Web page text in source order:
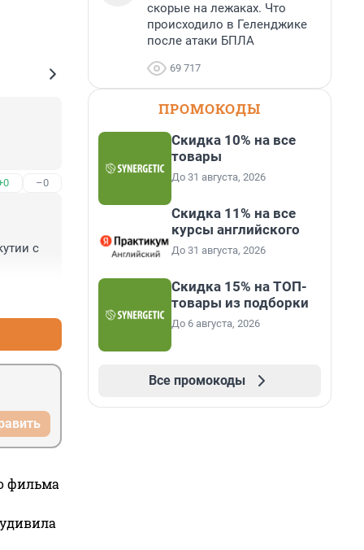
–0
с
фильма
скорые на лежаках. Что
происходило в Геленджике
после атаки БПЛА
69 717
ПРОМОКОДЫ
Скидка 10% на все
товары
До 31 августа, 2026
Скидка 11% на все
курсы английского
До 31 августа, 2026
Скидка 15% на ТОП-
товары из подборки
До 6 августа, 2026
Все промокоды